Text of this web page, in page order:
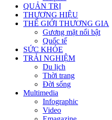
QUẢN TRỊ
THƯƠNG HIỆU
THẾ GIỚI THƯƠNG GIA
Gương mặt nổi bật
Quốc tế
SỨC KHỎE
TRẢI NGHIỆM
Du lịch
Thời trang
Đời sống
Multimedia
Infographic
Video